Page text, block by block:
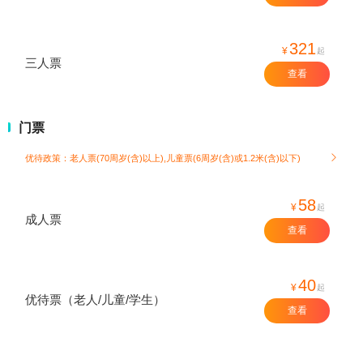
三人票
¥321 起
查看
门票
优待政策：老人票(70周岁(含)以上),儿童票(6周岁(含)或1.2米(含)以下) 
成人票
¥ 58起
查看
优待票（老人/儿童/学生）
¥40起
查看